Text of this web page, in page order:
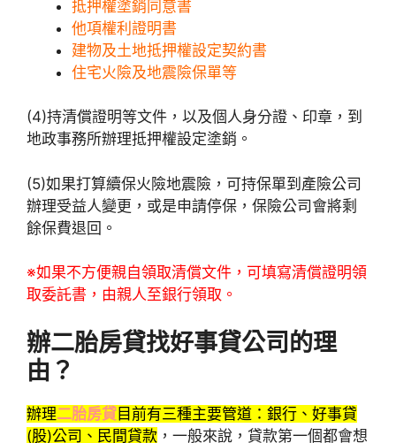
抵押權塗銷同意書
他項權利證明書
建物及土地抵押權設定契約書
住宅火險及地震險保單等
(4)持清償證明等文件，以及個人身分證、印章，到
地政事務所辦理抵押權設定塗銷。
(5)如果打算續保火險地震險，可持保單到產險公司
辦理受益人變更，或是申請停保，保險公司會將剩
餘保費退回。
※如果不方便親自領取清償文件，可填寫清償證明領
取委託書，由親人至銀行領取。
辦二胎房貸找好事貸公司的理
由？
辦理二胎房貸 目前有三種主要管道：銀行、好事貸
(股)公司、民間貸款 ，一般來說，貸款第一個都會想